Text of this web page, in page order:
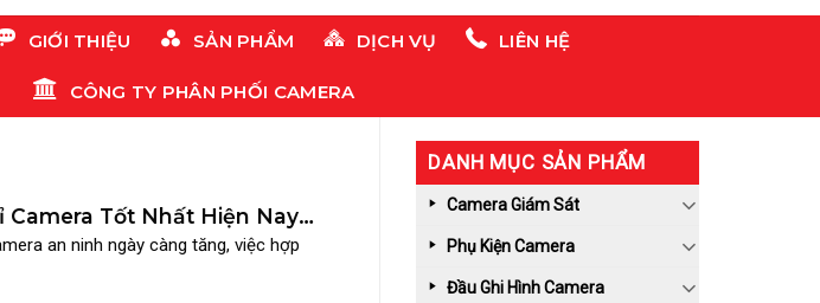
GIỚI THIỆU SẢN PHẨM DỊCH VỤ LIÊN HỆ
CÔNG TY PHÂN PHỐI CAMERA
Camera Tốt Nhất Hiện Nay:
an ninh ngày càng tăng, việc hợp
DANH MỤC SẢN PHẨM
Camera Giám Sát
Phụ Kiện Camera
Đầu Ghi Hình Camera